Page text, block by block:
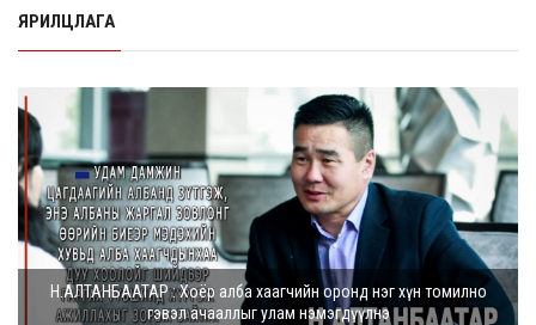
ЯРИЛЦЛАГА
Н.АЛТАНБААТАР : Хоёр алба хаагчийн оронд нэг хүн томилно
гэвэл ачааллыг улам нэмэгдүүлнэ